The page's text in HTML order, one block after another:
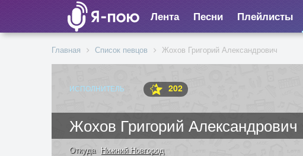
Лента Песни Плейлисты
Главная Список певцов Жохов Григорий Александрович
ИСПОЛНИТЕЛЬ 202
Жохов Григорий Александрович
Откуда Нижний Новгород